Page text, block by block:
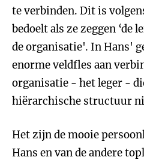
te verbinden. Dit is
bedoelt als ze zeggen ‘de
de organisatie'. In Hans'
enorme veldfles aan
organisatie - het leger -
hiërarchische structuur
Het zijn de mooie
Hans en van de andere